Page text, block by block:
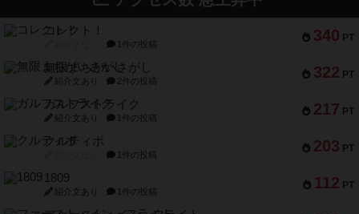
340 PT
コレクト！
1件の投稿
322 PT
無限まちがいさがし
紹介文あり 2件の投稿
217 PT
ガルフストライク
紹介文あり 1件の投稿
203 PT
クルティボ
1件の投稿
112 PT
1809
紹介文あり 1件の投稿